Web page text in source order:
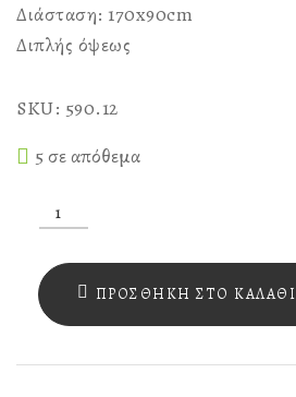
Διάσταση: 170x90cm
Διπλής όψεως
SKU: 590.12
5 σε απόθεμα
SKU
ΥΦΑΝΤΟ
ΜΩΒ
ΠΡΟΣΘΉΚΗ ΣΤΟ ΚΑΛΆΘΙ